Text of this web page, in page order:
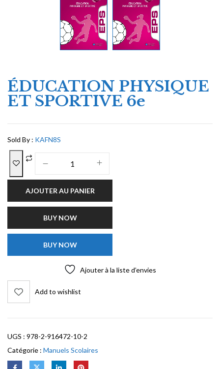
ÉDUCATION PHYSIQUE
ET SPORTIVE 6e
Sold By : KAFN8S
AJOUTER AU PANIER
BUY NOW
BUY NOW
Ajouter à la liste d’envies
Add to wishlist
UGS : 978-2-916472-10-2
Catégorie : Manuels Scolaires